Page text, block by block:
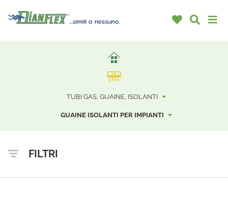
TUBI GAS, GUAINE, ISOLANTI
GUAINE ISOLANTI PER IMPIANTI
FILTRI